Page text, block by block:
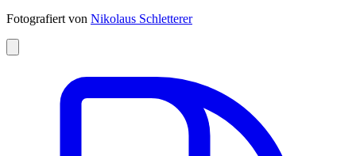
Fotografiert von Nikolaus Schletterer